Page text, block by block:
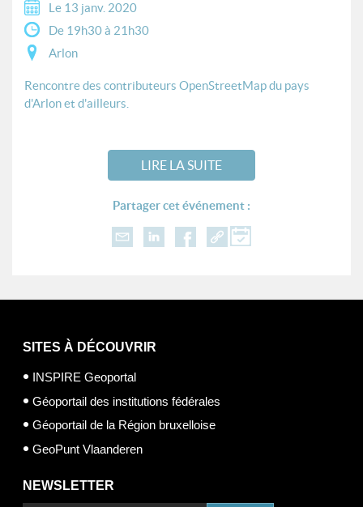
Le 13 janv. 2020
De 19h30 à 21h30
Arlon
Rencontre des contributeurs OpenStreetMap du pays
d'Arlon et d'ailleurs.
LIRE LA SUITE
Partager cet événement :
SITES À DÉCOUVRIR
INSPIRE Geoportal
Géoportail des institutions fédérales
Géoportail de la Région bruxelloise
GeoPunt Vlaanderen
NEWSLETTER